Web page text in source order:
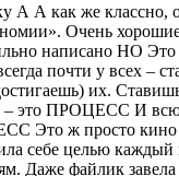
А А как же классно,
Очень
написано НО Это
почти у всех –
их. Ставишь
– это ПРОЦЕСС И
Это ж просто
себе целью каждый
Даже файлик